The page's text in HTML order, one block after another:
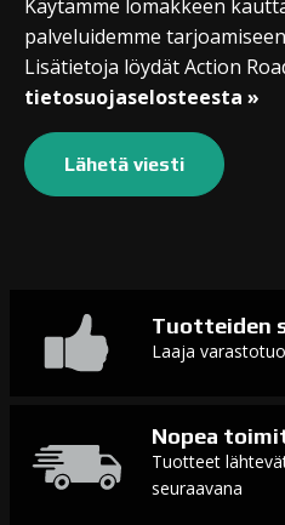
Käytämme lomakkeen
palveluidemme
Lisätietoja löydät Action
tietosuojaselosteesta »
Tuotteiden
Laaja
Nopea
Tuotteet
seuraavana